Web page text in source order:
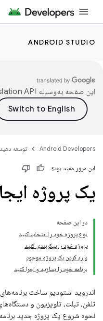
ANDROID STUDIO
این صفحه به‌وسیله
Android Developers توسعه دهید
این مرور مفید بود؟
یک پروژه
در این صفحه
نوع پروژه خود را انتخاب کنید
پروژه خود را پیکربندی کنید
وارد کردن یک پروژه موجود
برنامه خود را بسازید و اجرا کنید
اندروید استودیو ساخت برنامه‌های
تلفن، تبلت، تلویزیون و
نحوه شروع یک پروژه جدید